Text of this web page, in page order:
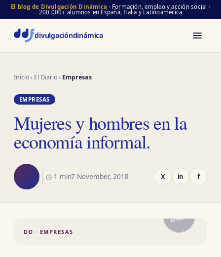
El blog de Divulgación Dinámica · Formación, empleo y acción social ·
200.000+ alumnos en España, Italia y Latinoamérica
divulgacióndinámica
Inicio› El Diario› Empresas
EMPRESAS
Mujeres y hombres en la
economía informal.
◷ 1 min7 November, 2018 X in f
DD · EMPRESAS
DIARIO